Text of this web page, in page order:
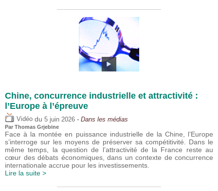
Chine, concurrence industrielle et attractivité :
l’Europe à l’épreuve
Vidéo du 5 juin 2026 - Dans les médias
Par Thomas Grjebine
Face à la montée en puissance industrielle de la Chine, l’Europe
s’interroge sur les moyens de préserver sa compétitivité. Dans le
même temps, la question de l’attractivité de la France reste au
cœur des débats économiques, dans un contexte de concurrence
internationale accrue pour les investissements.
Lire la suite >